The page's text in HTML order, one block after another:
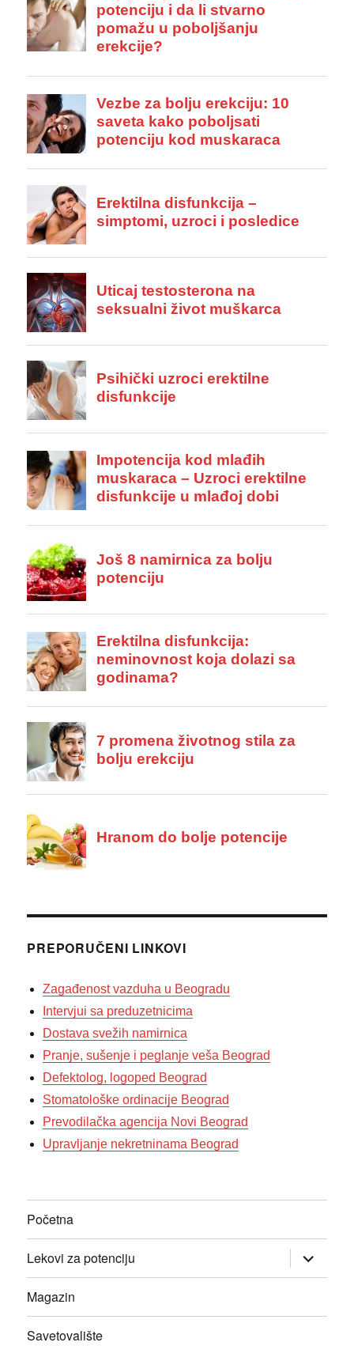
PREPORUČENI LINKOVI
Zagađenost vazduha u Beogradu
Intervjui sa preduzetnicima
Dostava svežih namirnica
Pranje, sušenje i peglanje veša Beograd
Defektolog, logoped Beograd
Stomatološke ordinacije Beograd
Prevodilačka agencija Novi Beograd
Upravljanje nekretninama Beograd
Početna
Lekovi za potenciju
прошири
изборник
дете
Magazin
Savetovalište